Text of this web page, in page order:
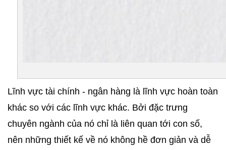
Lĩnh vực tài chính - ngân hàng là lĩnh vực hoàn toàn
khác so với các lĩnh vực khác. Bởi đặc trưng
chuyên ngành của nó chỉ là liên quan tới con số,
nên những thiết kế về nó không hề đơn giản và dễ